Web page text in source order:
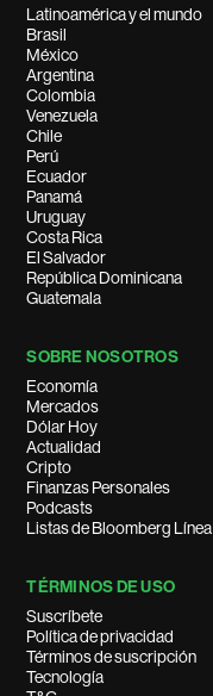
Latinoamérica y el mundo
Brasil
México
Argentina
Colombia
Venezuela
Chile
Perú
Ecuador
Panamá
Uruguay
Costa Rica
El Salvador
República Dominicana
Guatemala
SOBRE NOSOTROS
Economía
Mercados
Dólar Hoy
Actualidad
Cripto
Finanzas Personales
Podcasts
Listas de Bloomberg Línea
TÉRMINOS DE USO
Suscríbete
Política de privacidad
Términos de suscripción
Tecnología